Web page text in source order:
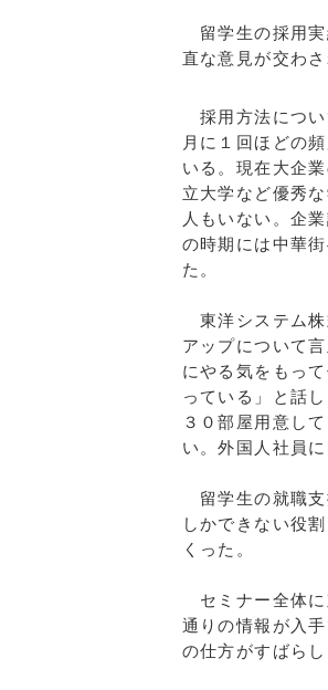
留学生の採用
直な意見が交わさ
採用方法につ
月に１回ほどの
いる。 現在大企
立大学など優秀
人もいない。 企
の時期には中華
た。
東洋システム
アップについて言
にやる気をもっ
っている」と話し
３０部屋用意し
い。外国人社員
留学生の就職
しかできない役
くった。
セミナー全体
通りの情報が入
の仕方がすばら